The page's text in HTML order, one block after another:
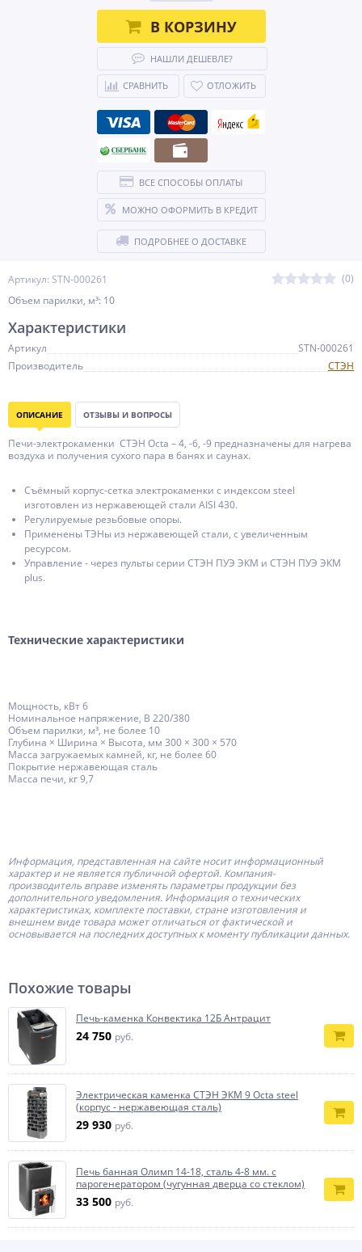
Артикул: STN-000261
(0)
Объем парилки, м³: 10
В КОРЗИНУ
НАШЛИ ДЕШЕВЛЕ?
СРАВНИТЬ ОТЛОЖИТЬ
ВСЕ СПОСОБЫ ОПЛАТЫ
МОЖНО ОФОРМИТЬ В КРЕДИТ
ПОДРОБНЕЕ О ДОСТАВКЕ
Характеристики
Артикул
STN-000261
Производитель
СТЭН
ОПИСАНИЕ ОТЗЫВЫ И ВОПРОСЫ
Печи-электрокаменки СТЭН Octa – 4, -6, -9 предназначены для нагрева
воздуха и получения сухого пара в банях и саунах.
Съёмный корпус-сетка электрокаменки с индексом steel
изготовлен из нержавеющей стали AISI 430.
Регулируемые резьбовые опоры.
Применены ТЭНы из нержавеющей стали, с увеличенным
ресурсом.
Управление - через пульты серии СТЭН ПУЭ ЭКМ и СТЭН ПУЭ ЭКМ
plus.
Технические характеристики
Мощность, кВт 6
Номинальное напряжение, В 220/380
Объем парилки, м³, не более 10
Глубина × Ширина × Высота, мм 300 × 300 × 570
Масса загружаемых камней, кг, не более 60
Покрытие нержавеющая сталь
Масса печи, кг 9,7
Информация, представленная на сайте носит информационный
характер и не является публичной офертой. Компания-
производитель вправе изменять параметры продукции без
дополнительного уведомления. Информация о технических
характеристиках, комплекте поставки, стране изготовления и
внешнем виде товара может отличаться от фактической и
основывается на последних доступных к моменту публикации данных.
Похожие товары
Печь-каменка Конвектика 12Б Антрацит
24 750 руб.
Электрическая каменка СТЭН ЭКМ 9 Octa steel
(корпус - нержавеющая сталь)
29 930 руб.
Печь банная Олимп 14-18, сталь 4-8 мм. с
парогенератором (чугунная дверца со стеклом)
33 500 руб.